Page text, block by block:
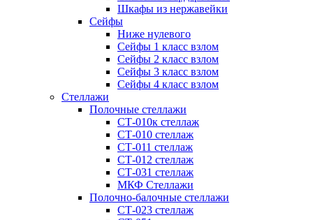
Шкафы из нержавейки
Сейфы
Ниже нулевого
Сейфы 1 класс взлом
Сейфы 2 класс взлом
Сейфы 3 класс взлом
Сейфы 4 класс взлом
Стеллажи
Полочные стеллажи
СТ-010к стеллаж
СТ-010 стеллаж
СТ-011 стеллаж
СТ-012 стеллаж
СТ-031 стеллаж
МКФ Стеллажи
Полочно-балочные стеллажи
СТ-023 стеллаж